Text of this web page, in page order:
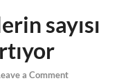
sayısı
a Comment